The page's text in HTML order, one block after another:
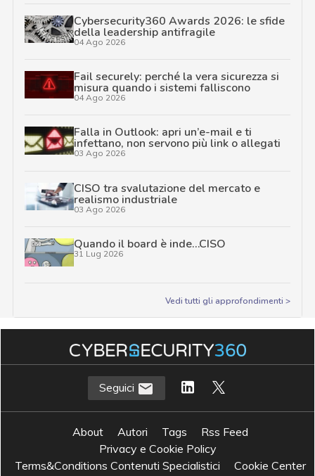
Cybersecurity360 Awards 2026: le sfide
della leadership antifragile
04 Ago 2026
Fail securely: perché la vera sicurezza si
misura quando i sistemi falliscono
04 Ago 2026
Falla in Outlook: apri un’e-mail e ti
infettano, non servono più link o allegati
03 Ago 2026
CISO tra svalutazione del mercato e
realismo industriale
03 Ago 2026
Quando il board è inde…CISO
31 Lug 2026
Vedi tutti gli approfondimenti >
Seguici
About Autori Tags
Rss Feed
Privacy e Cookie Policy
Terms&Conditions Contenuti Specialistici
Cookie Center